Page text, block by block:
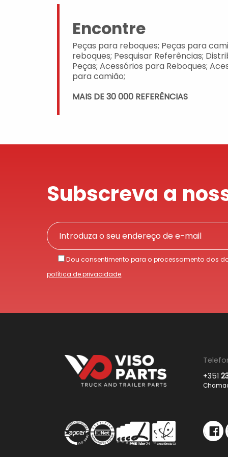
Encontre
Peças para reboques; Peças para
reboques; Pesquisar Referências;
Peças; Acessórios para Reboques;
para camião;
MAIS DE 30 000 REFERÊNCIAS
Subscreva a
Dou consentimento para o processamento dos
política de privacidade.
+351